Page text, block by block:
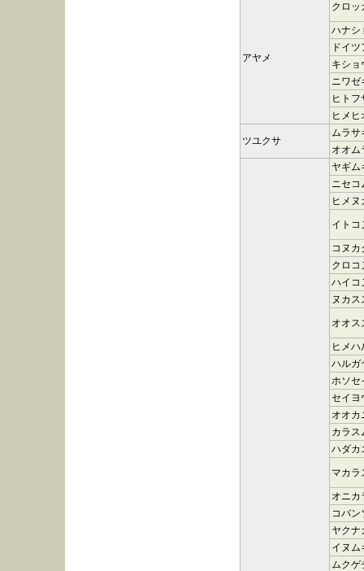
アヤメ
クロッ
ハナシ
ドイ
キショ
ニワゼ
ヒト
ヒメ
ツユクサ
ムラサ
オオム
ヤギム
ニセコ
ヒメヌ
イトコ
コヌカ
クロコ
ハイコ
ヌカス
オオス
ヒメハ
ハルガ
ホソセ
セイヨ
オオカ
カラス
ハダカ
マカラ
オニカ
コバン
ヤクナ
イヌム
ムクゲ